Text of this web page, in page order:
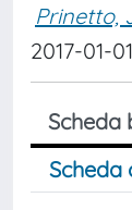
Prinetto,
2017-01-01
Scheda
Scheda